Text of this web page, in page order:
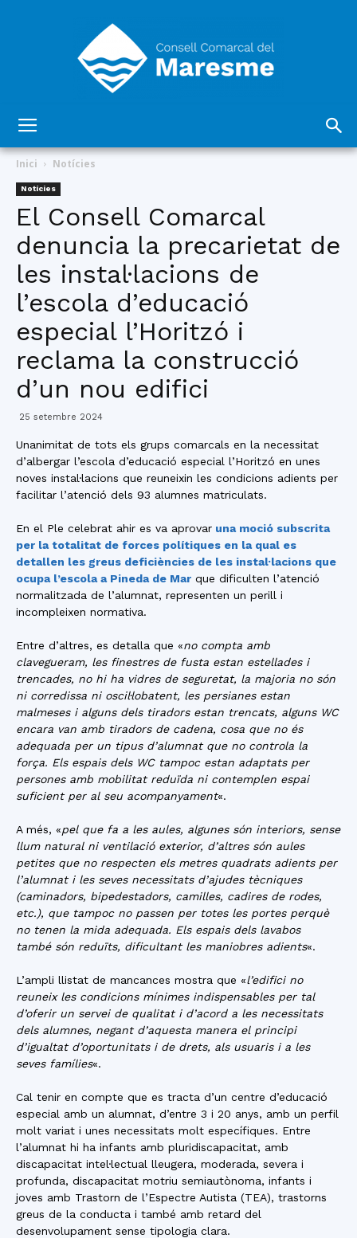
Comarcal
del
Maresme
Inici Notícies
Notícies
El Consell Comarcal
denuncia la precarietat de
les instal·lacions de
l’escola d’educació
especial l’Horitzó i
reclama la construcció
d’un nou edifici
25 setembre 2024
Unanimitat de tots els grups comarcals en la necessitat
d’albergar l’escola d’educació especial l’Horitzó en unes
noves instal·lacions que reuneixin les condicions adients per
facilitar l’atenció dels 93 alumnes matriculats.
En el Ple celebrat ahir es va aprovar una moció subscrita
per la totalitat de forces polítiques en la qual es
detallen les greus deficiències de les instal·lacions que
ocupa l’escola a Pineda de Mar que dificulten l’atenció
normalitzada de l’alumnat, representen un perill i
incompleixen normativa.
Entre d’altres, es detalla que «no compta amb
clavegueram, les finestres de fusta estan estellades i
trencades, no hi ha vidres de seguretat, la majoria no són
ni corredissa ni oscil·lobatent, les persianes estan
malmeses i alguns dels tiradors estan trencats, alguns WC
encara van amb tiradors de cadena, cosa que no és
adequada per un tipus d’alumnat que no controla la
força. Els espais dels WC tampoc estan adaptats per
persones amb mobilitat reduïda ni contemplen espai
suficient per al seu acompanyament«.
A més, «pel que fa a les aules, algunes són interiors, sense
llum natural ni ventilació exterior, d’altres són aules
petites que no respecten els metres quadrats adients per
l’alumnat i les seves necessitats d’ajudes tècniques
(caminadors, bipedestadors, camilles, cadires de rodes,
etc.), que tampoc no passen per totes les portes perquè
no tenen la mida adequada. Els espais dels lavabos
també són reduïts, dificultant les maniobres adients«.
L’ampli llistat de mancances mostra que «l’edifici no
reuneix les condicions mínimes indispensables per tal
d’oferir un servei de qualitat i d’acord a les necessitats
dels alumnes, negant d’aquesta manera el principi
d’igualtat d’oportunitats i de drets, als usuaris i a les
seves famílies«.
Cal tenir en compte que es tracta d’un centre d’educació
especial amb un alumnat, d’entre 3 i 20 anys, amb un perfil
molt variat i unes necessitats molt específiques. Entre
l’alumnat hi ha infants amb pluridiscapacitat, amb
discapacitat intel·lectual lleugera, moderada, severa i
profunda, discapacitat motriu semiautònoma, infants i
joves amb Trastorn de l’Espectre Autista (TEA), trastorns
greus de la conducta i també amb retard del
desenvolupament sense tipologia clara.